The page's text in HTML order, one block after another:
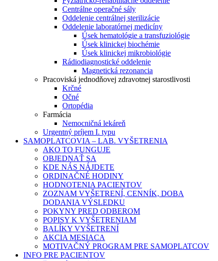
Centrálne operačné sály
Oddelenie centrálnej sterilizácie
Oddelenie laboratórnej medicíny
Úsek hematológie a transfuziológie
Úsek klinickej biochémie
Úsek klinickej mikrobiológie
Rádiodiagnostické oddelenie
Magnetická rezonancia
Pracoviská jednodňovej zdravotnej starostlivosti
Krčné
Očné
Ortopédia
Farmácia
Nemocničná lekáreň
Urgentný príjem I. typu
SAMOPLATCOVIA – LAB. VYŠETRENIA
AKO TO FUNGUJE
OBJEDNAŤ SA
KDE NÁS NÁJDETE
ORDINAČNÉ HODINY
HODNOTENIA PACIENTOV
ZOZNAM VYŠETRENÍ, CENNÍK, DOBA
DODANIA VÝSLEDKU
POKYNY PRED ODBEROM
POPISY K VYŠETRENIAM
BALÍKY VYŠETRENÍ
AKCIA MESIACA
MOTIVAČNÝ PROGRAM PRE SAMOPLATCOV
INFO PRE PACIENTOV